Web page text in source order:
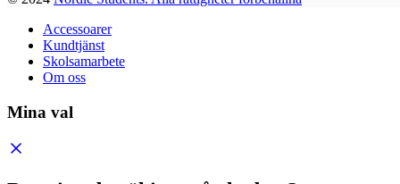
Accessoarer
Kundtjänst
Skolsamarbete
Om oss
Mina val